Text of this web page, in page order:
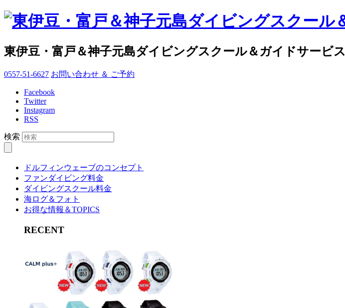
東伊豆・富戸＆神子元島ダイビングスクール＆ガイドサービス
0557-51-6627 お問い合わせ ＆ ご予約
Facebook
Twitter
Instagram
RSS
検索
ドルフィンウェーブのコンセプト
ファンダイビング料金
ダイビングスクール料金
海ログ＆フォト
お得な情報＆TOPICS
RECENT